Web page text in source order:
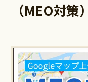
（MEO対